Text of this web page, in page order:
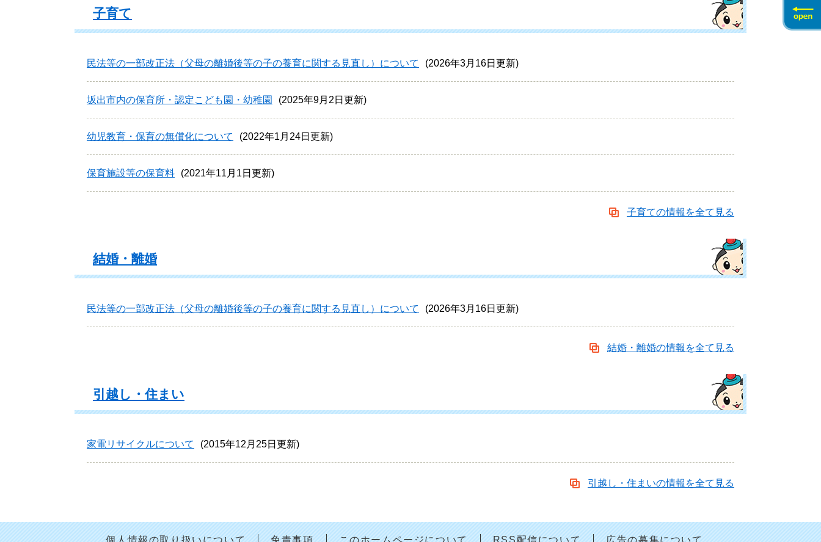
子育て
民法等の一部改正法（父母の離婚後等の子の養育に関する見直し）について 2026年3月16日更新
坂出市内の保育所・認定こども園・幼稚園 2025年9月2日更新
幼児教育・保育の無償化について 2022年1月24日更新
保育施設等の保育料 2021年11月1日更新
子育ての情報を全て見る
結婚・離婚
民法等の一部改正法（父母の離婚後等の子の養育に関する見直し）について 2026年3月16日更新
結婚・離婚の情報を全て見る
引越し・住まい
家電リサイクルについて 2015年12月25日更新
引越し・住まいの情報を全て見る
個人情報の取り扱いについて 免責事項 このホームページについて RSS配信について 広告の募集について